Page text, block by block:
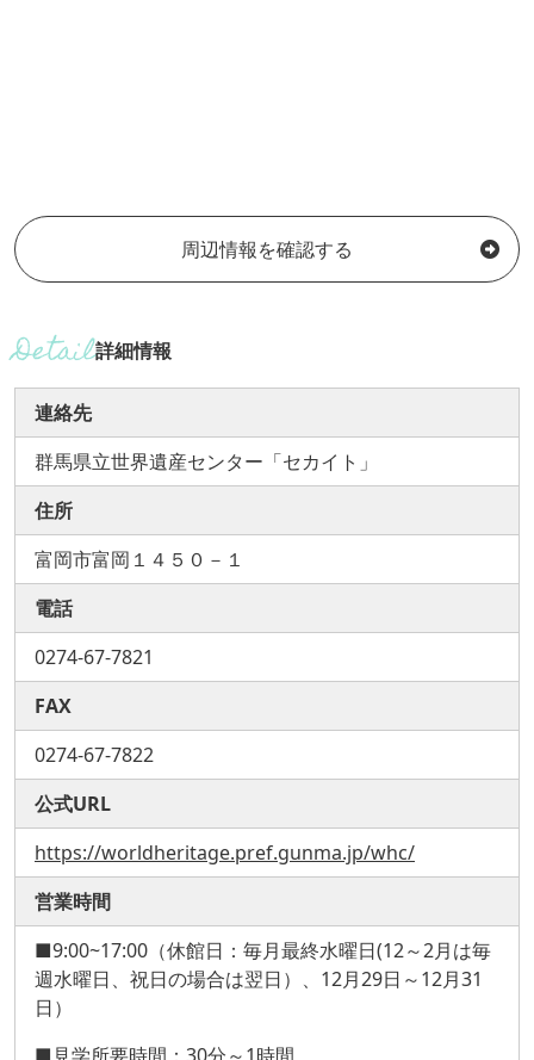
周辺情報を確認する
詳細情報
連絡先
群馬県立世界遺産センター「セカイト」
住所
富岡市富岡１４５０－１
電話
0274-67-7821
FAX
0274-67-7822
公式URL
https://worldheritage.pref.gunma.jp/whc/
営業時間
■9:00~17:00（休館日：毎月最終水曜日(12～2月は毎
週水曜日、祝日の場合は翌日）、12月29日～12月31
日）